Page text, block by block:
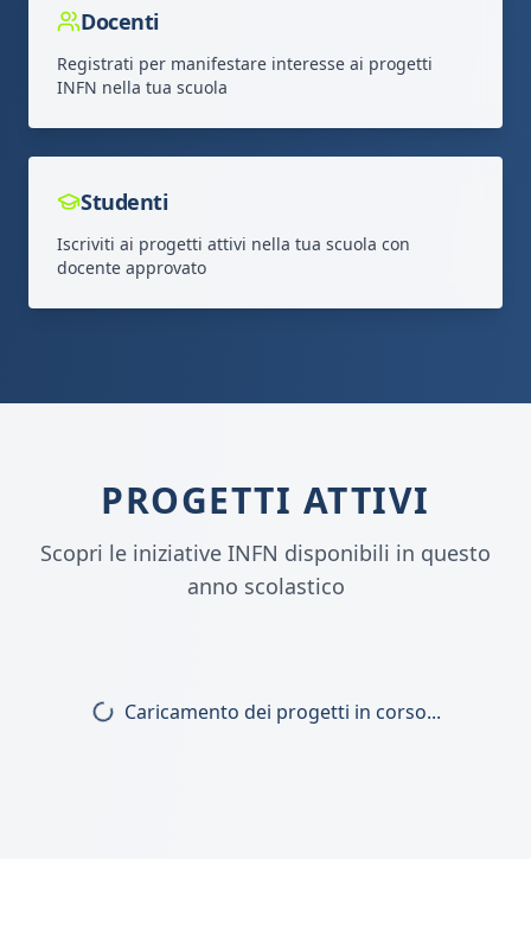
Docenti
Registrati per manifestare interesse ai progetti
INFN nella tua scuola
Studenti
Iscriviti ai progetti attivi nella tua scuola con
docente approvato
PROGETTI ATTIVI
Scopri le iniziative INFN disponibili in questo
anno scolastico
Caricamento dei progetti in corso...